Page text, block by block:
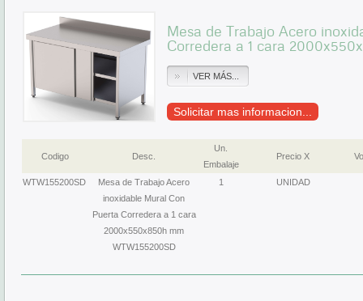
Mesa de Trabajo Acero
Corredera a 1 cara
VER MÁS...
Solicitar mas informacion...
Codigo Desc.
Un.
Embalaje
Precio X
WTW155200SD
Mesa de Trabajo Acero
inoxidable Mural Con
Puerta Corredera a 1 cara
2000x550x850h mm
WTW155200SD
1 UNIDAD